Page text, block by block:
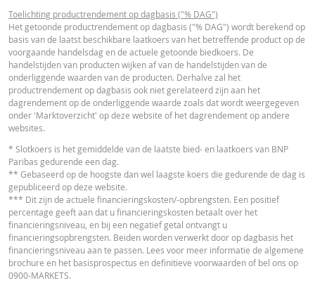
Notices URL
FINANCIEEL OVERZICHT
Financial Information
Cost Report
RECENTE KOERSINFORMATIE
Toelichting productrendement op dagbasis ("% DAG")
Het getoonde productrendement op dagbasis ("% DAG") wordt berekend op
basis van de laatst beschikbare laatkoers van het betreffende product op de
voorgaande handelsdag en de actuele getoonde biedkoers. De
handelstijden van producten wijken af van de handelstijden van de
onderliggende waarden van de producten. Derhalve zal het
productrendement op dagbasis ook niet gerelateerd zijn aan het
dagrendement op de onderliggende waarde zoals dat wordt weergegeven
onder 'Marktoverzicht' op deze website of het dagrendement op andere
websites.
* Slotkoers is het gemiddelde van de laatste bied- en laatkoers van BNP
Paribas gedurende een dag.
** Gebaseerd op de hoogste dan wel laagste koers die gedurende de dag is
gepubliceerd op deze website.
*** Dit zijn de actuele financieringskosten/-opbrengsten. Een positief
percentage geeft aan dat u financieringskosten betaalt over het
financieringsniveau, en bij een negatief getal ontvangt u
financieringsopbrengsten. Beiden worden verwerkt door op dagbasis het
financieringsniveau aan te passen. Lees voor meer informatie de algemene
brochure en het basisprospectus en definitieve voorwaarden of bel ons op
0900-MARKETS.